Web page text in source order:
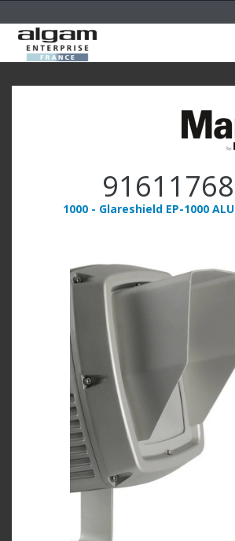
91611768
1000 - Glareshield EP-1000 ALU